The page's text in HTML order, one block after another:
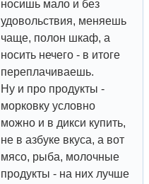
носишь мало и без
удовольствия, меняешь
чаще, полон шкаф, а
носить нечего - в итоге
переплачиваешь.
Ну и про продукты -
морковку условно
можно и в дикси купить,
не в азбуке вкуса, а вот
мясо, рыба, молочные
продукты - на них лучше